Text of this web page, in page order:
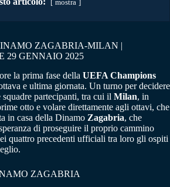
mostra
ZAGABRIA-MILAN |
29 GENNAIO 2025
la prima fase della UEFA Champions
e ultima giornata. Un turno per decidere
partecipanti, tra cui il Milan, in
otto e volare direttamente agli ottavi, che
in casa della Dinamo Zagabria, che
di proseguire il proprio cammino
quattro precedenti ufficiali tra loro gli ospiti
ZAGABRIA